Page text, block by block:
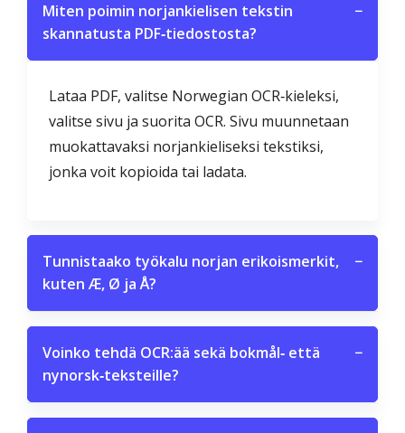
Miten poimin norjankielisen tekstin
skannatusta PDF‑tiedostosta?
−
Lataa PDF, valitse Norwegian OCR‑kieleksi,
valitse sivu ja suorita OCR. Sivu muunnetaan
muokattavaksi norjankieliseksi tekstiksi,
jonka voit kopioida tai ladata.
Tunnistaako työkalu norjan erikoismerkit,
kuten Æ, Ø ja Å?
−
Voinko tehdä OCR:ää sekä bokmål‑ että
nynorsk‑teksteille?
−